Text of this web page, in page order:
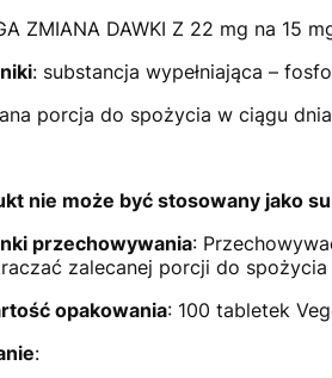
ZMIANA DAWKI Z 22 mg na 15
: substancja wypełniająca –
porcja do spożycia w ciągu
nie może być stosowany jako
przechowywania:
zalecanej porcji do
opakowania: 100 tabletek
: